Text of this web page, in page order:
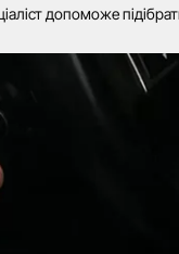
допоможе